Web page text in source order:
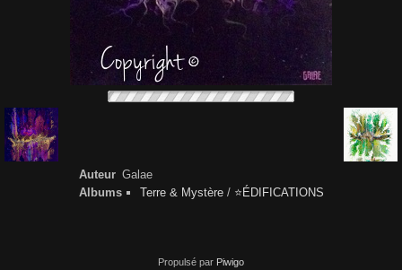
Auteur Galae
Albums
Terre & Mystère/ ⭐️ÉDIFICATIONS
Propulsé par Piwigo